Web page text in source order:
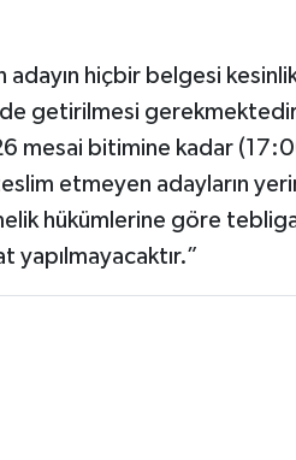
hiçbir belgesi
getirilmesi
mesai bitimine kadar
etmeyen adayların
hükümlerine göre
yapılmayacaktır.”